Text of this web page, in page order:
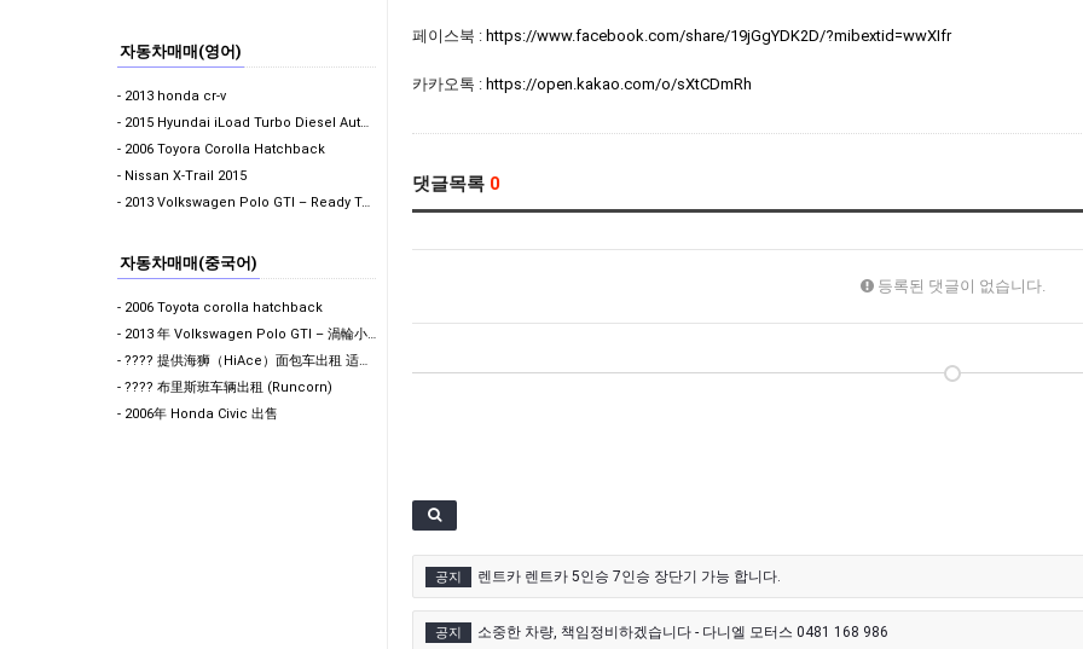
자동차매매(영어)
- 2013 honda cr-v
- 2015 Hyundai iLoad Turbo Diesel Auto - $13,990 ONO…
- 2006 Toyora Corolla Hatchback
- Nissan X-Trail 2015
- 2013 Volkswagen Polo GTI – Ready To Drive Away
자동차매매(중국어)
- 2006 Toyota corolla hatchback
- 2013 年 Volkswagen Polo GTI – 渦輪小鋼炮
- ???? 提供海狮（HiAce）面包车出租 适合搬家 / 货物运输 / 工地作业使用 欢迎咨询
- ???? 布里斯班车辆出租 (Runcorn)
- 2006年 Honda Civic 出售
페이스북 : https://www.facebook.com/share/19jGgYDK2D/?mibextid=wwXIfr
카카오톡 : https://open.kakao.com/o/sXtCDmRh
댓글목록 0
등록된 댓글이 없습니다.
공지 렌트카 렌트카 5인승 7인승 장단기 가능 합니다.
공지 소중한 차량, 책임정비하겠습니다 - 다니엘 모터스 0481 168 986